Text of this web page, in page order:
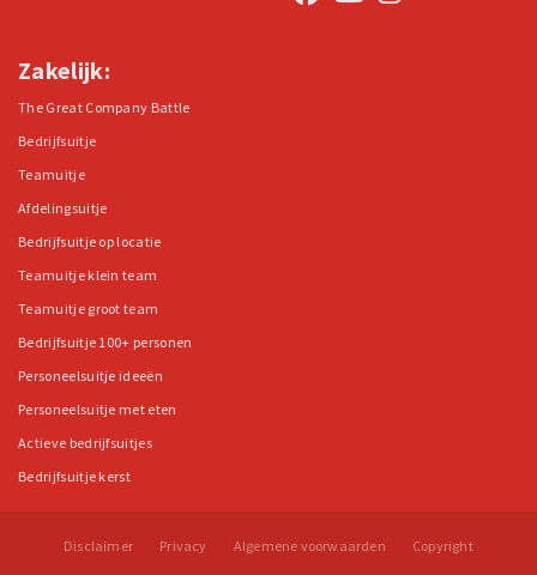
Zakelijk:
The Great Company Battle
Bedrijfsuitje
Teamuitje
Afdelingsuitje
Bedrijfsuitje op locatie
Teamuitje klein team
Teamuitje groot team
Bedrijfsuitje 100+ personen
Personeelsuitje ideeën
Personeelsuitje met eten
Actieve bedrijfsuitjes
Bedrijfsuitje kerst
Disclaimer Privacy Algemene voorwaarden
Copyright